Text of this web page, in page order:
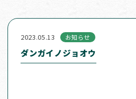
2023.05.13 お知らせ
ダンガイノジョオウ